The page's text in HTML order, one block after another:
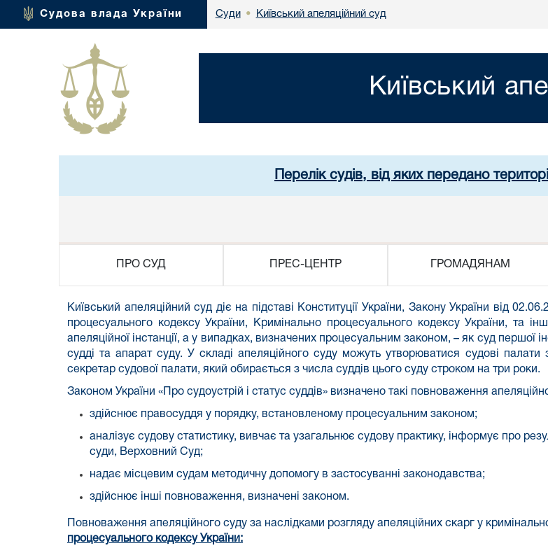
Судова влада України Суди • Київський апеляційний суд
Київський
Перелік судів, від яких передано
ПРО СУД ПРЕС-ЦЕНТР ГРОМАДЯНАМ
Київський апеляційний суд діє на підставі Конституції України, Закону України від
процесуального кодексу України,
Кримінально процесуального кодексу України,
та
апеляційної інстанції, а у випадках, визначених процесуальним законом, – як суд першої
судді та апарат суду. У складі апеляційного суду можуть утворюватися судові
секретар судової палати, який обирається з числа суддів цього суду строком на три роки.
Законом України «Про судоустрій і статус суддів» визначено такі повноваження
здійснює правосуддя у порядку, встановленому процесуальним законом;
аналізує судову статистику, вивчає та узагальнює судову практику, інформує про
суди, Верховний Суд;
надає місцевим судам методичну допомогу в застосуванні законодавства;
здійснює інші повноваження, визначені законом.
Повноваження апеляційного суду за наслідками розгляду апеляційних скарг у
процесуального кодексу України: